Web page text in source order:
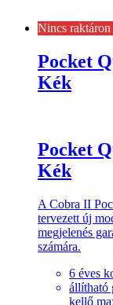
Nincs raktáron
Pocket
Kék
Pocket
Kék
A Cobra II
tervezett új
megjelenés
számára.
6 éves
állítható
kellő